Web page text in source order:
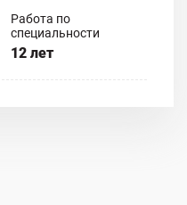
Работа по
специальности
12 лет